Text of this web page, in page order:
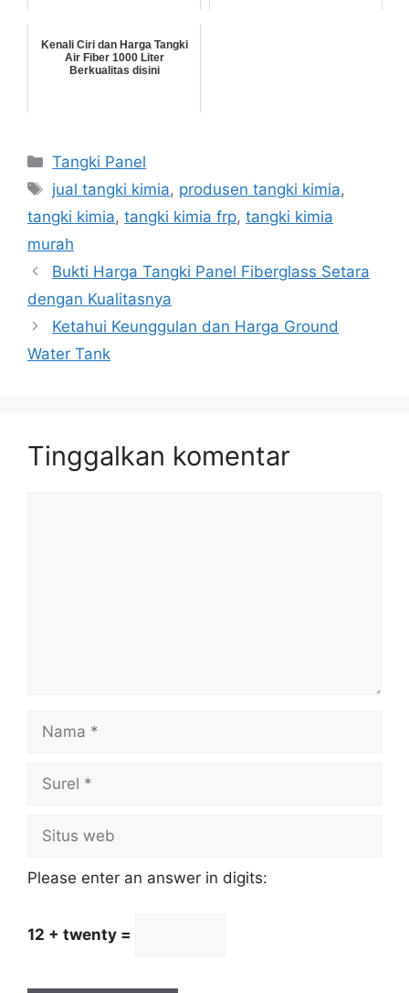
Kenali Ciri dan Harga Tangki
Air Fiber 1000 Liter
Berkualitas disini
Kategori
Tangki Panel
Tag
jual tangki kimia, produsen tangki kimia,
tangki kimia, tangki kimia frp, tangki kimia
murah
Bukti Harga Tangki Panel Fiberglass Setara
dengan Kualitasnya
Ketahui Keunggulan dan Harga Ground
Water Tank
Tinggalkan komentar
Nama
Surel
Situs
web
Please enter an answer in digits:
12 + twenty =